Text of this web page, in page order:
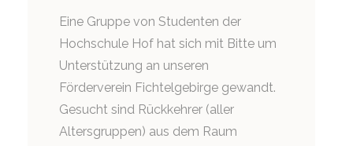
Eine Gruppe von Studenten der
Hochschule Hof hat sich mit Bitte um
Unterstützung an unseren
Förderverein Fichtelgebirge gewandt.
Gesucht sind Rückkehrer (aller
Altersgruppen) aus dem Raum